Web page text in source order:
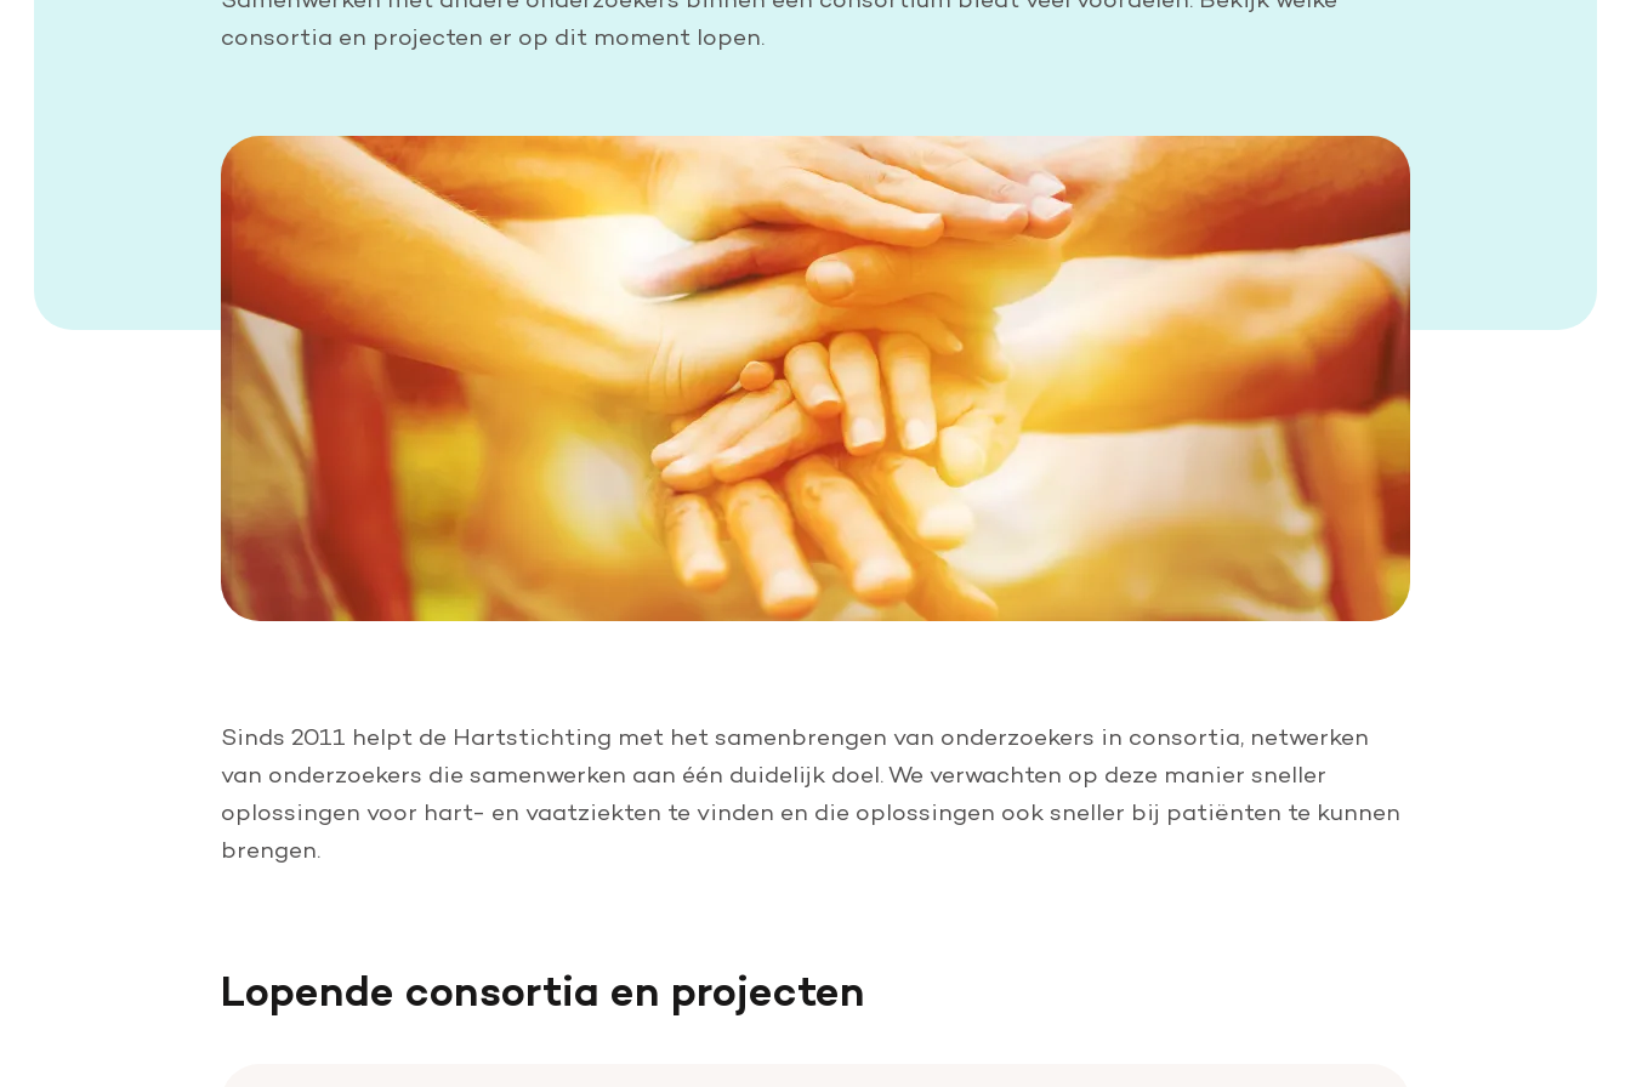
consortia en projecten er op dit moment lopen.
Sinds 2011 helpt de Hartstichting met het samenbrengen van onderzoekers in consortia, netwerken
van onderzoekers die samenwerken aan één duidelijk doel. We verwachten op deze manier sneller
oplossingen voor hart- en vaatziekten te vinden en die oplossingen ook sneller bij patiënten te kunnen
brengen.
Lopende consortia en projecten